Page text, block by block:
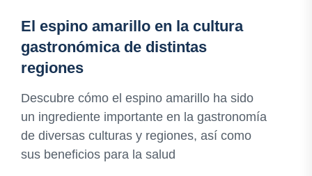
El espino amarillo en la cultura
gastronómica de distintas
regiones
Descubre cómo el espino amarillo ha sido
un ingrediente importante en la gastronomía
de diversas culturas y regiones, así como
sus beneficios para la salud